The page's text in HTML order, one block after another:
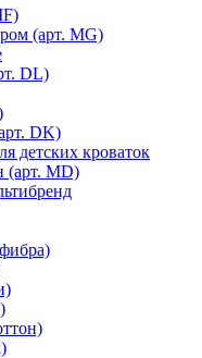
(арт. MG)
DL)
DK)
детских кроваток
(арт. MD)